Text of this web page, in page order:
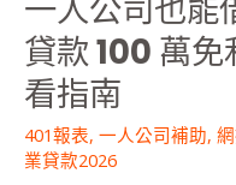
一人公司也能
貸款 100 萬
看指南
401報表, 一人公司補助,
業貸款2026
業
貸
款
100
萬
免
利